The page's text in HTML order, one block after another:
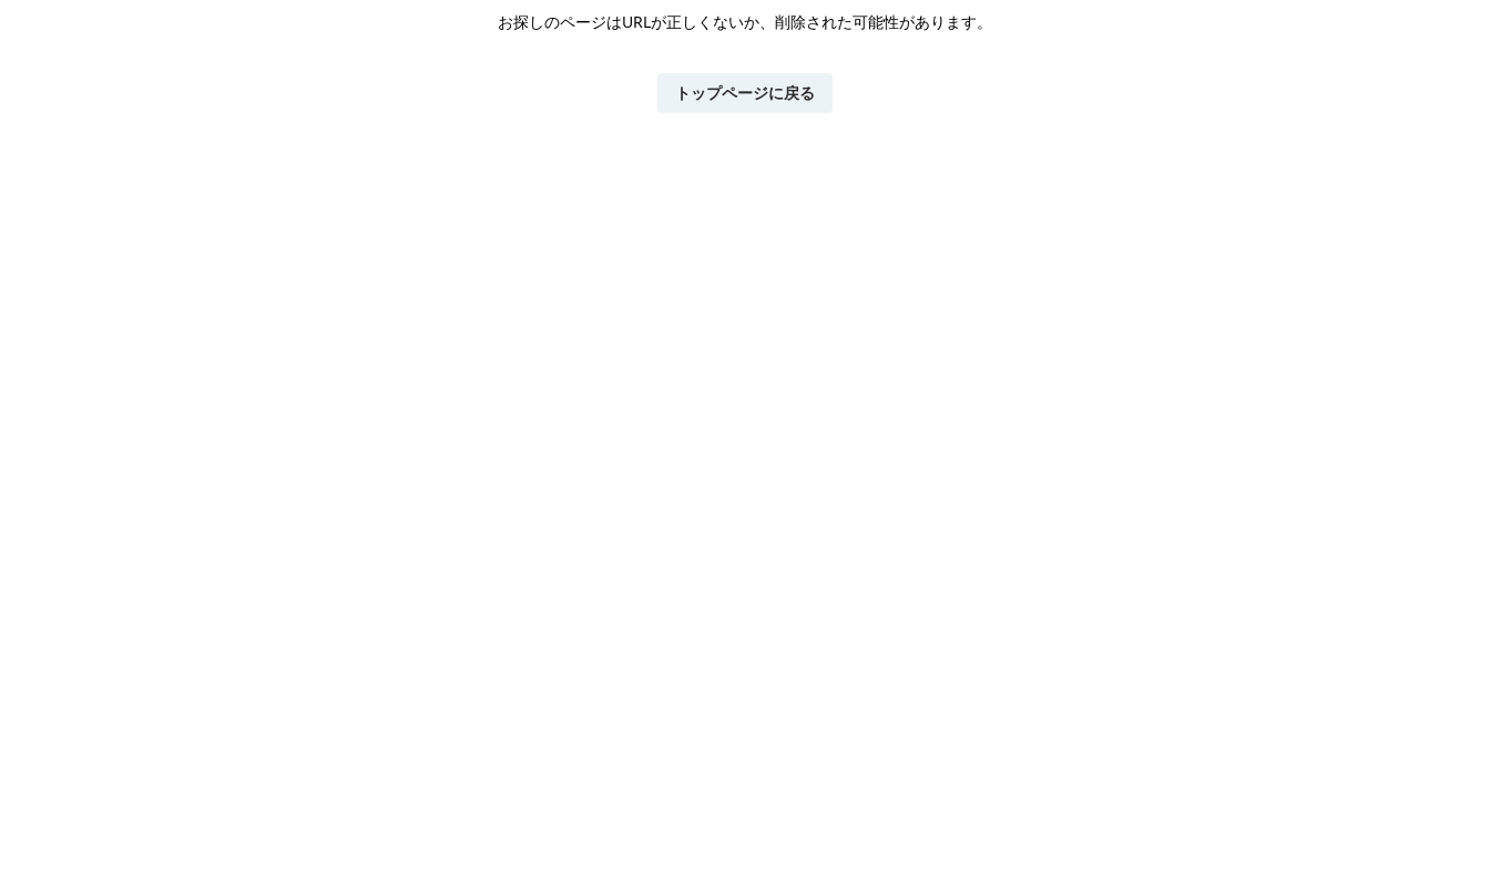
お探しのページはURLが正しくないか、 削除された可能性があります。
トップページに戻る